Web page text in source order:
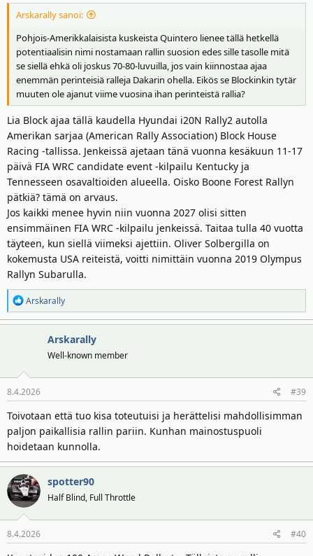
Arskarally sanoi:
Pohjois-Amerikkalaisista kuskeista Quintero lienee tällä hetkellä
potentiaalisin nimi nostamaan rallin suosion edes sille tasolle mitä
se siellä ehkä oli joskus 70-80-luvuilla, jos vain kiinnostaa ajaa
enemmän perinteisiä ralleja Dakarin ohella. Eikös se Blockinkin tytär
muuten ole ajanut viime vuosina ihan perinteistä rallia?
Lia Block ajaa tällä kaudella Hyundai i20N Rally2 autolla
Amerikan sarjaa (American Rally Association) Block House
Racing -tallissa. Jenkeissä ajetaan tänä vuonna kesäkuun 11-17
päivä FIA WRC candidate event -kilpailu Kentucky ja
Tennesseen osavaltioiden alueella. Oisko Boone Forest Rallyn
pätkiä? tämä on arvaus.
Jos kaikki menee hyvin niin vuonna 2027 olisi sitten
ensimmäinen FIA WRC -kilpailu jenkeissä. Taitaa tulla 40 vuotta
täyteen, kun siellä viimeksi ajettiin. Oliver Solbergilla on
kokemusta USA reiteistä, voitti nimittäin vuonna 2019 Olympus
Rallyn Subarulla.
R
e
a
o
t
Arskarally
Arskarally
Well-known member
8.4.2026 #39
Toivotaan että tuo kisa toteutuisi ja herättelisi mahdollisimman
paljon paikallisia rallin pariin. Kunhan mainostuspuoli
hoidetaan kunnolla.
spotter90
Half Blind, Full Throttle
8.4.2026 #40